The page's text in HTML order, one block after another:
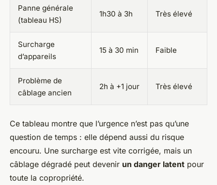
Panne générale
(tableau HS)
1h30 à 3h Très élevé
Surcharge
d’appareils
15 à 30 min Faible
Problème de
câblage ancien
2h à +1 jour Très élevé
Ce tableau montre que l’urgence n’est pas qu’une
question de temps : elle dépend aussi du risque
encouru. Une surcharge est vite corrigée, mais un
câblage dégradé peut devenir un danger latent pour
toute la copropriété.